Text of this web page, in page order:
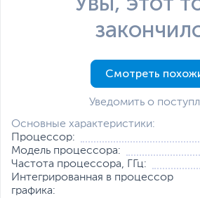
Основные характеристики:
Процессор:
Модель процессора:
Частота процессора, ГГц:
Интегрированная в процессор
графика:
Смотреть
Уведомить о